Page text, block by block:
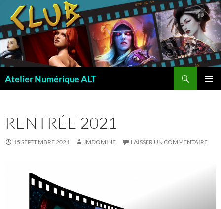
Atelier Numérique ALT
RENTRÉE 2021
15 SEPTEMBRE 2021 JMDOMINE LAISSER UN COMMENTAIRE